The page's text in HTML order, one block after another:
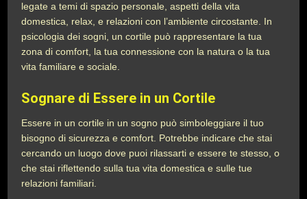
legate a temi di spazio personale, aspetti della vita
domestica, relax, e relazioni con l’ambiente circostante. In
psicologia dei sogni, un cortile può rappresentare la tua
zona di comfort, la tua connessione con la natura o la tua
vita familiare e sociale.
Sognare di Essere in un Cortile
Essere in un cortile in un sogno può simboleggiare il tuo
bisogno di sicurezza e comfort. Potrebbe indicare che stai
cercando un luogo dove puoi rilassarti e essere te stesso, o
che stai riflettendo sulla tua vita domestica e sulle tue
relazioni familiari.